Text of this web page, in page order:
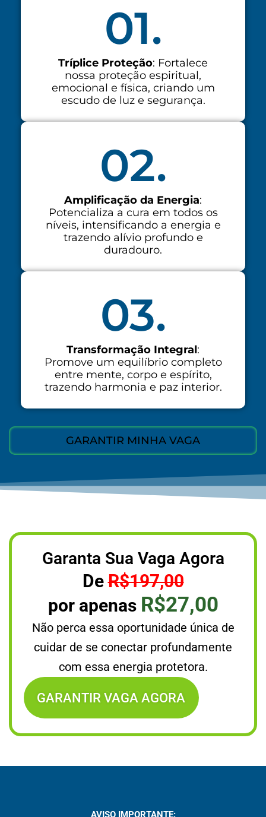
01.
Tríplice Proteção: Fortalece
nossa proteção espiritual,
emocional e física, criando um
escudo de luz e segurança.
02.
Amplificação da Energia:
Potencializa a cura em todos os
níveis, intensificando a energia e
trazendo alívio profundo e
duradouro.
03.
Transformação Integral:
Promove um equilíbrio completo
entre mente, corpo e espírito,
trazendo harmonia e paz interior.
GARANTIR MINHA VAGA
Garanta Sua Vaga Agora
DeR$197,00
por apenas R$27,00
Não perca essa oportunidade única de
cuidar de se conectar profundamente
com essa energia protetora.
GARANTIR VAGA AGORA
AVISO IMPORTANTE: